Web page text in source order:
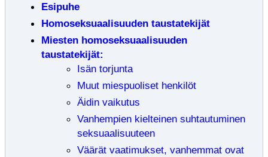
Esipuhe
Homoseksuaalisuuden taustatekijät
Miesten homoseksuaalisuuden
taustatekijät:
Isän torjunta
Muut miespuoliset henkilöt
Äidin vaikutus
Vanhempien kielteinen suhtautuminen
seksuaalisuuteen
Väärät vaatimukset, vanhemmat ovat